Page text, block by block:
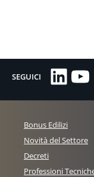
SEGUICI
Bonus Edilizi
Novità del Settore
Decreti
Professioni